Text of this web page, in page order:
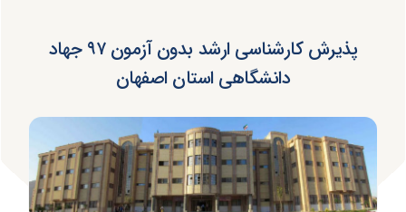
پذیرش کارشناسی ارشد بدون آزمون ۹۷ جهاد
دانشگاهی استان اصفهان